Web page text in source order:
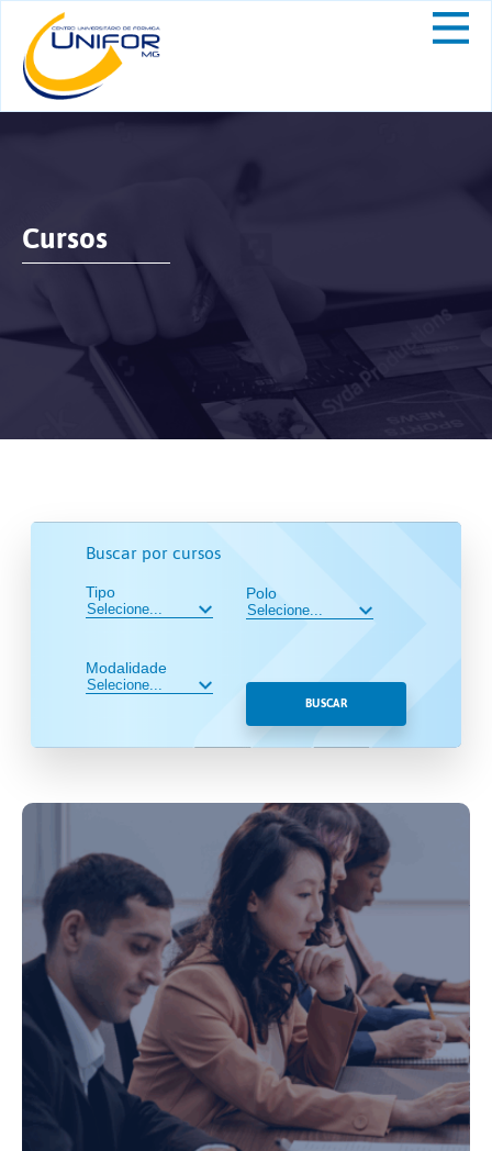
Cursos
Buscar por cursos
Tipo
Modalidade
Polo
BUSCAR